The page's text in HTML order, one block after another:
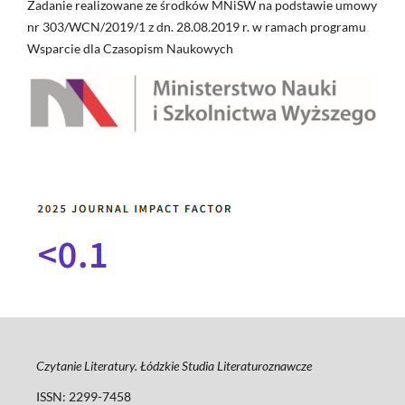
Zadanie realizowane ze środków MNiSW na podstawie umowy
nr 303/WCN/2019/1 z dn. 28.08.2019 r. w ramach programu
Wsparcie dla Czasopism Naukowych
Czytanie Literatury. Łódzkie Studia Literaturoznawcze
ISSN: 2299-7458